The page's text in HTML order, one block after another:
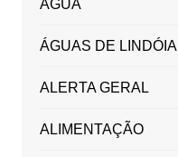
ÁGUA
ÁGUAS DE LINDÓIA
ALERTA GERAL
ALIMENTAÇÃO